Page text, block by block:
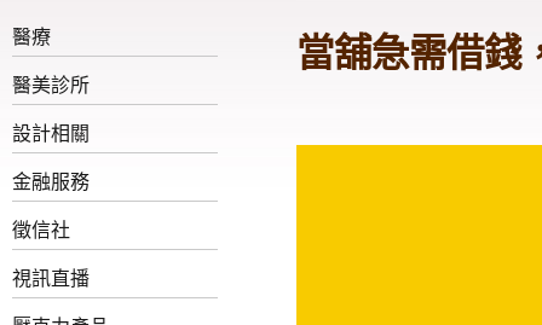
醫療
醫美診所
設計相關
金融服務
徵信社
視訊直播
當舖急需借錢